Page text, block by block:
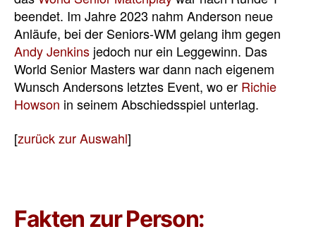
beendet. Im Jahre 2023 nahm Anderson neue
Anläufe, bei der Seniors-WM gelang ihm gegen
Andy Jenkins jedoch nur ein Leggewinn. Das
World Senior Masters war dann nach eigenem
Wunsch Andersons letztes Event, wo er Richie
Howson in seinem Abschiedsspiel unterlag.
[zurück zur Auswahl]
Fakten zur Person: